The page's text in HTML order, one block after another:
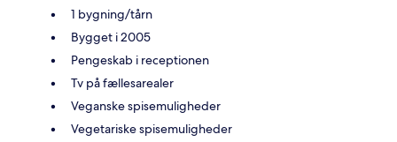
1 bygning/tårn
Bygget i 2005
Pengeskab i receptionen
Tv på fællesarealer
Veganske spisemuligheder
Vegetariske spisemuligheder